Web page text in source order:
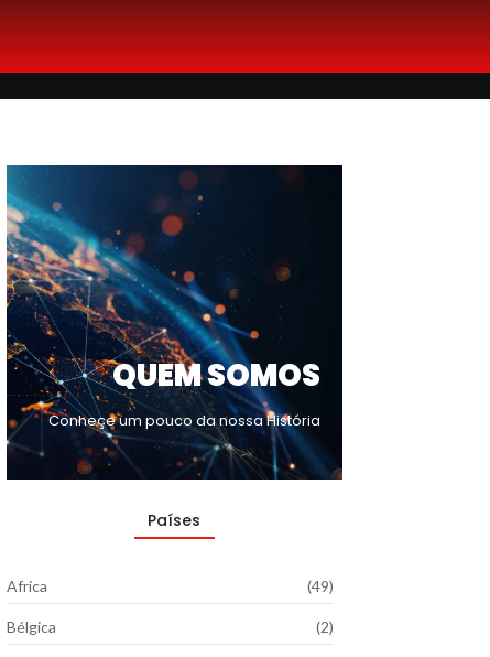
QUEM SOMOS
Conheçe um pouco da nossa História
Países
Africa (49)
Bélgica (2)